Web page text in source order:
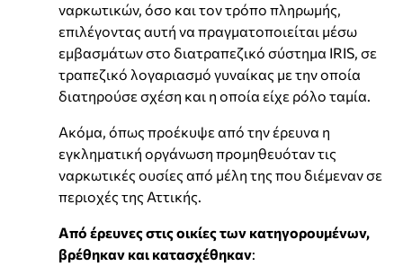
ναρκωτικών, όσο και τον τρόπο πληρωμής,
επιλέγοντας αυτή να πραγματοποιείται μέσω
εμβασμάτων στο διατραπεζικό σύστημα IRIS, σε
τραπεζικό λογαριασμό γυναίκας με την οποία
διατηρούσε σχέση και η οποία είχε ρόλο ταμία.
Ακόμα, όπως προέκυψε από την έρευνα η
εγκληματική οργάνωση προμηθευόταν τις
ναρκωτικές ουσίες από μέλη της που διέμεναν σε
περιοχές της Αττικής.
Από έρευνες στις οικίες των κατηγορουμένων,
βρέθηκαν και κατασχέθηκαν: